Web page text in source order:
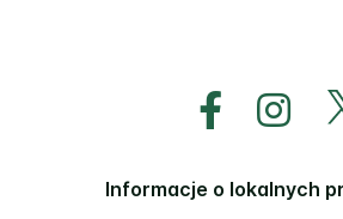
Informacje o lokalnych